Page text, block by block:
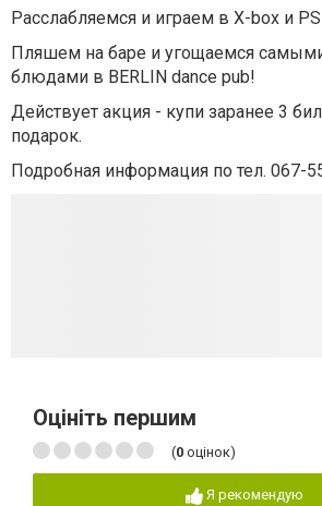
Расслабляемся и играем в X-box и
Пляшем на баре и угощаемся
блюдами в BERLIN dance pub!
Действует акция - купи заранее 3
подарок.
Подробная информация по тел. 067-
Оцініть першим
(0 оцінок)
Я рекомендую